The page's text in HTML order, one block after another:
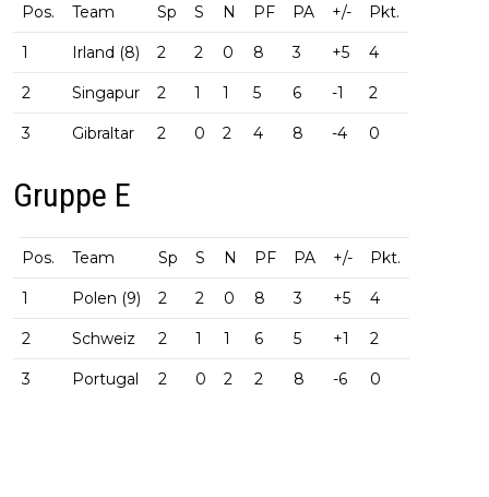
Pos. Team Sp S N PF PA +/- Pkt.
1 Irland (8) 2 2 0 8 3 +5 4
2 Singapur 2 1 1 5 6 -1 2
3 Gibraltar 2 0 2 4 8 -4 0
Gruppe E
Pos. Team Sp S N PF PA +/- Pkt.
1 Polen (9) 2 2 0 8 3 +5 4
2 Schweiz 2 1 1 6 5 +1 2
3 Portugal 2 0 2 2 8 -6 0